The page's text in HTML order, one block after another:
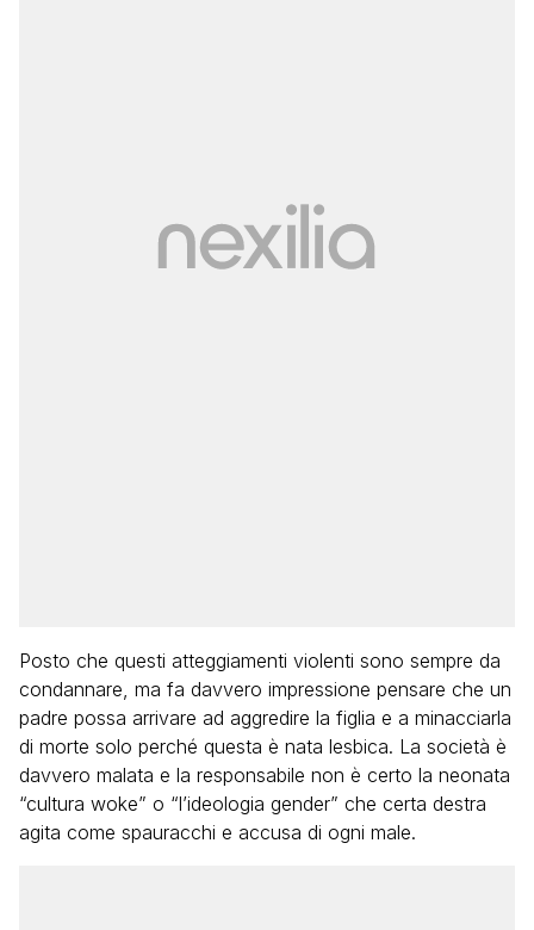
Posto che questi atteggiamenti violenti sono sempre da
condannare, ma fa davvero impressione pensare che un
padre possa arrivare ad aggredire la figlia e a minacciarla
di morte solo perché questa è nata lesbica. La società è
davvero malata e la responsabile non è certo la neonata
“cultura woke” o “l’ideologia gender” che certa destra
agita come spauracchi e accusa di ogni male.